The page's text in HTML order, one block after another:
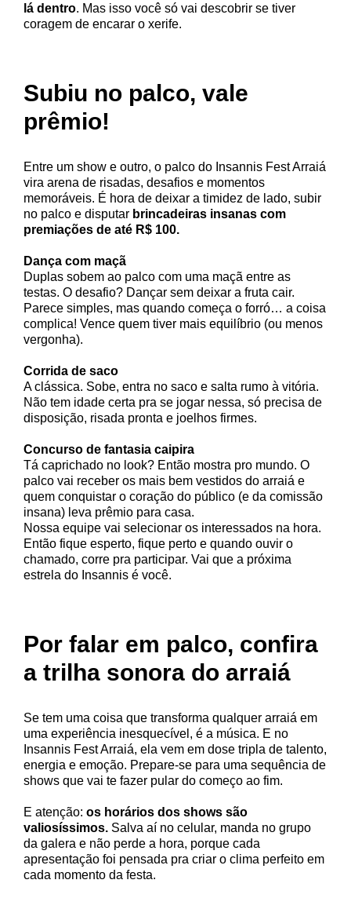
lá dentro. Mas isso você só vai descobrir se tiver
coragem de encarar o xerife.
Subiu no palco, vale
prêmio!
Entre um show e outro, o palco do Insannis Fest Arraiá
vira arena de risadas, desafios e momentos
memoráveis. É hora de deixar a timidez de lado, subir
no palco e disputar brincadeiras insanas com
premiações de até R$ 100.
Dança com maçã
Duplas sobem ao palco com uma maçã entre as
testas. O desafio? Dançar sem deixar a fruta cair.
Parece simples, mas quando começa o forró… a coisa
complica! Vence quem tiver mais equilíbrio (ou menos
vergonha).
Corrida de saco
A clássica. Sobe, entra no saco e salta rumo à vitória.
Não tem idade certa pra se jogar nessa, só precisa de
disposição, risada pronta e joelhos firmes.
Concurso de fantasia caipira
Tá caprichado no look? Então mostra pro mundo. O
palco vai receber os mais bem vestidos do arraiá e
quem conquistar o coração do público (e da comissão
insana) leva prêmio para casa.
Nossa equipe vai selecionar os interessados na hora.
Então fique esperto, fique perto e quando ouvir o
chamado, corre pra participar. Vai que a próxima
estrela do Insannis é você.
Por falar em palco, confira
a trilha sonora do arraiá
Se tem uma coisa que transforma qualquer arraiá em
uma experiência inesquecível, é a música. E no
Insannis Fest Arraiá, ela vem em dose tripla de talento,
energia e emoção. Prepare-se para uma sequência de
shows que vai te fazer pular do começo ao fim.
E atenção: os horários dos shows são
valiosíssimos.Salva aí no celular, manda no grupo
da galera e não perde a hora, porque cada
apresentação foi pensada pra criar o clima perfeito em
cada momento da festa.